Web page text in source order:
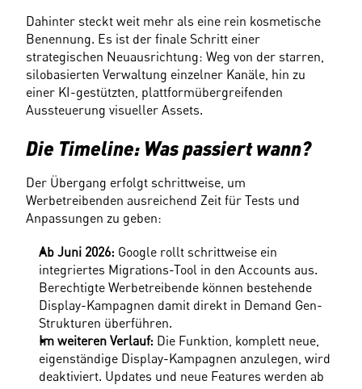
Dahinter steckt weit mehr als eine rein kosmetische
Benennung. Es ist der finale Schritt einer
strategischen Neuausrichtung: Weg von der starren,
silobasierten Verwaltung einzelner Kanäle, hin zu
einer KI-gestützten, plattformübergreifenden
Aussteuerung visueller Assets.
Die Timeline: Was passiert wann?
Der Übergang erfolgt schrittweise, um
Werbetreibenden ausreichend Zeit für Tests und
Anpassungen zu geben:
Ab Juni 2026: Google rollt schrittweise ein
integriertes Migrations-Tool in den Accounts aus.
Berechtigte Werbetreibende können bestehende
Display-Kampagnen damit direkt in Demand Gen-
Strukturen überführen.
Im weiteren Verlauf: Die Funktion, komplett neue,
eigenständige Display-Kampagnen anzulegen, wird
deaktiviert. Updates und neue Features werden ab